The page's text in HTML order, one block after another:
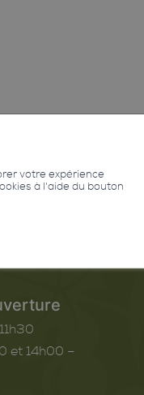
et 14h00 –
votre expérience
à l'aide du bouton